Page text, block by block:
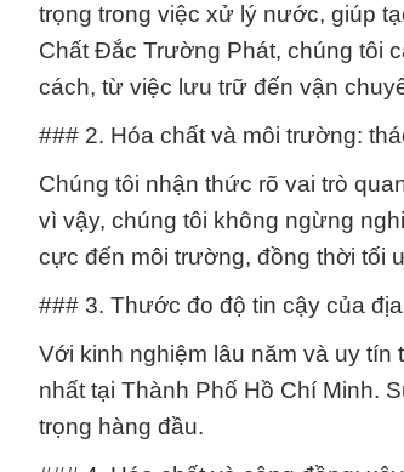
trọng trong việc xử lý nước, giúp
Chất Đắc Trường Phát, chúng tôi
cách, từ việc lưu trữ đến vận
### 2. Hóa chất và môi trường:
Chúng tôi nhận thức rõ vai trò
vì vậy, chúng tôi không ngừng
cực đến môi trường, đồng thời tối
### 3. Thước đo độ tin cậy của
Với kinh nghiệm lâu năm và uy
nhất tại Thành Phố Hồ Chí Minh.
trọng hàng đầu.